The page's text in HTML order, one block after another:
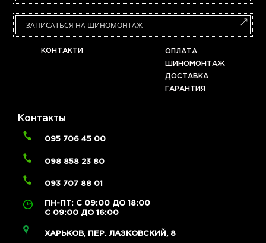
ЗАПИСАТЬСЯ НА ШИНОМОНТАЖ
КОНТАКТИ
ОПЛАТА
ШИНОМОНТАЖ
ДОСТАВКА
ГАРАНТИЯ
Контакты
095 706 45 00
098 858 23 80
093 707 88 01
ПН-ПТ: С 09:00 ДО 18:00
С 09:00 ДО 16:00
ХАРЬКОВ, ПЕР. ЛАЗКОВСКИЙ, 8